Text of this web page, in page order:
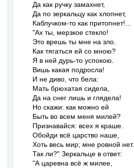
Да как ручку замахнет,
Да по зеркальцу как хлопнет,
Каблучком-то как притопнет!...
"Ax ты, мерзкое стекло!
Это врешь ты мне на зло.
Как тягаться ей со мною?
Я в ней дурь-то успокою.
Вишь какая подросла!
И не диво, что бела:
Мать брюхатая сидела,
Да на снег лишь и глядела!
Но скажи: как можно ей
Быть во всем меня милей?
Признавайся: всех я краше.
Обойди всё царство наше,
Хоть весь мир; мне ровной нет.
Так ли?" Зеркальце в ответ:
"А царевна всё ж милее,